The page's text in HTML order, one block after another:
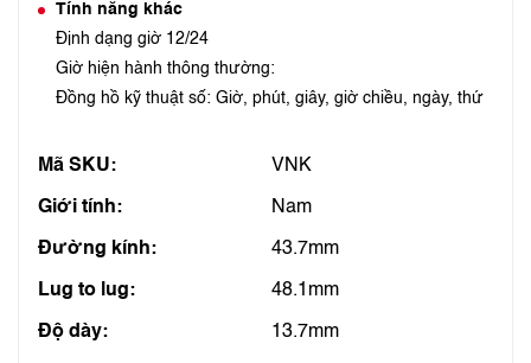
Tính năng khác
Định dạng giờ 12/24
Giờ hiện hành thông thường:
Đồng hồ kỹ thuật số: Giờ, phút, giây, giờ chiều, ngày, thứ
Mã SKU: VNK
Giới tính: Nam
Đường kính: 43.7mm
Lug to lug: 48.1mm
Độ dày: 13.7mm